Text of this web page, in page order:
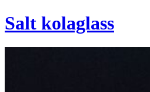
Salt kolaglass